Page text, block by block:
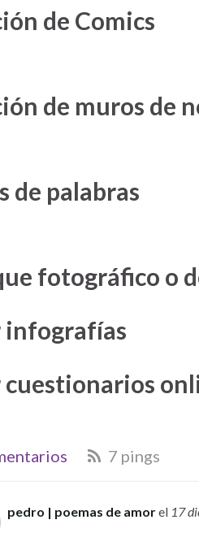
de Comics
de muros de
de palabras
fotográfico o
infografías
cuestionarios
7 pings
pedro | poemas de amorel 17